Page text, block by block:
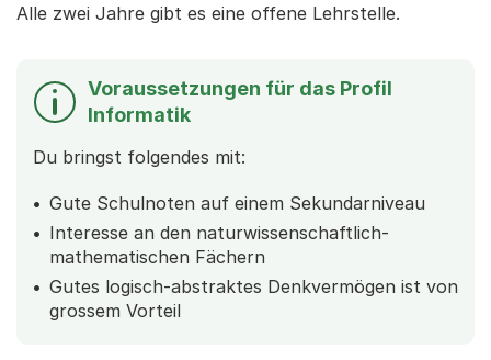
Alle zwei Jahre gibt es eine offene Lehrstelle.
Voraussetzungen für das Profil
Informatik
Du bringst folgendes mit:
Gute Schulnoten auf einem Sekundarniveau
Interesse an den naturwissenschaftlich-
mathematischen Fächern
Gutes logisch-abstraktes Denkvermögen ist von
grossem Vorteil